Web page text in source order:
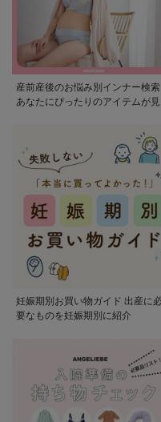
産前産後のお悩み別インナー検索
あなたにぴったりのアイテムが見
妊娠期別お買い物ガイド 出産に
要なものを妊娠期別に紹介